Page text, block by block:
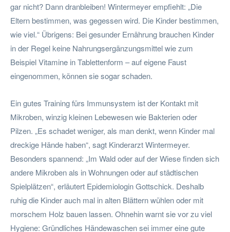
gar nicht? Dann dranbleiben! Wintermeyer empfiehlt: „Die
Eltern bestimmen, was gegessen wird. Die Kinder bestimmen,
wie viel.“ Übrigens: Bei gesunder Ernährung brauchen Kinder
in der Regel keine Nahrungsergänzungsmittel wie zum
Beispiel Vitamine in Tablettenform – auf eigene Faust
eingenommen, können sie sogar schaden.
Ein gutes Training fürs Immunsystem ist der Kontakt mit
Mikroben, winzig kleinen Lebewesen wie Bakterien oder
Pilzen. „Es schadet weniger, als man denkt, wenn Kinder mal
dreckige Hände haben“, sagt Kinderarzt Wintermeyer.
Besonders spannend: „Im Wald oder auf der Wiese finden sich
andere Mikroben als in Wohnungen oder auf städtischen
Spielplätzen“, erläutert Epidemiologin Gottschick. Deshalb
ruhig die Kinder auch mal in alten Blättern wühlen oder mit
morschem Holz bauen lassen. Ohnehin warnt sie vor zu viel
Hygiene: Gründliches Händewaschen sei immer eine gute